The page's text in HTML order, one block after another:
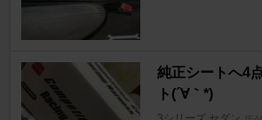
純正シートへ4
ト(´∀｀*)